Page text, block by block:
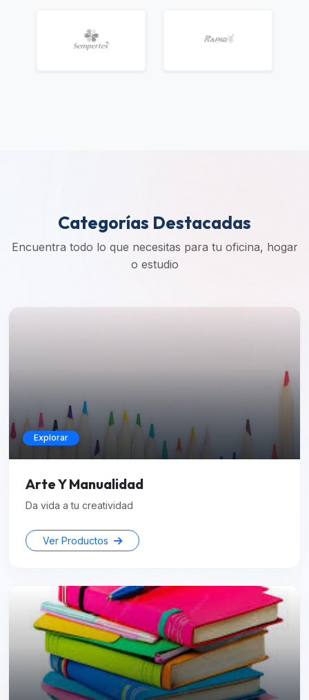
Categorías Destacadas
Encuentra todo lo que necesitas para tu oficina, hogar
o estudio
Explorar
Arte Y Manualidad
Da vida a tu creatividad
Ver Productos